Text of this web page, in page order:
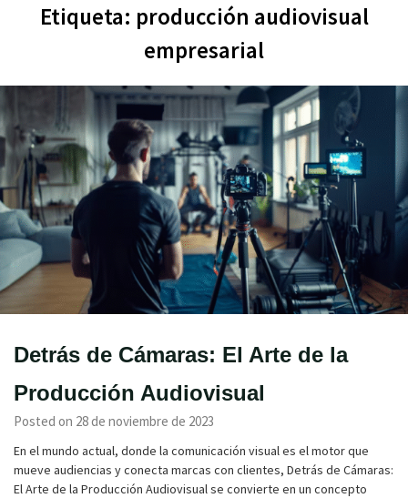
Etiqueta: producción audiovisual
empresarial
Detrás de Cámaras: El Arte de la
Producción Audiovisual
Posted on 28 de noviembre de 2023
En el mundo actual, donde la comunicación visual es el motor que
mueve audiencias y conecta marcas con clientes, Detrás de Cámaras:
El Arte de la Producción Audiovisual se convierte en un concepto